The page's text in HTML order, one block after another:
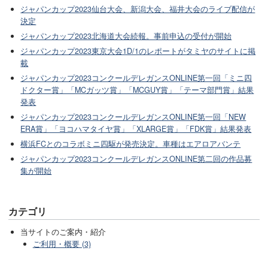
ジャパンカップ2023仙台大会、新潟大会、福井大会のライブ配信が
決定
ジャパンカップ2023北海道大会続報。事前申込の受付が開始
ジャパンカップ2023東京大会1D/1のレポートがタミヤのサイトに掲
載
ジャパンカップ2023コンクールデレガンスONLINE第一回「ミニ四
ドクター賞」「MCガッツ賞」「MCGUY賞」「テーマ部門賞」結果
発表
ジャパンカップ2023コンクールデレガンスONLINE第一回「NEW
ERA賞」「ヨコハマタイヤ賞」「XLARGE賞」「FDK賞」結果発表
横浜FCとのコラボミニ四駆が発売決定。車種はエアロアバンテ
ジャパンカップ2023コンクールデレガンスONLINE第二回の作品募
集が開始
カテゴリ
当サイトのご案内・紹介
ご利用・概要 (3)